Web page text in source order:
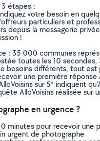
étapes :
votre besoin en
particuliers et
depuis la messagerie
!
: 35 000 communes
toutes les 10
besoins différents, tout est
une première
sur 5* indiquent
AlloVoisins réalisée
en urgence ?
minutes pour recevoir
urgent de photographe